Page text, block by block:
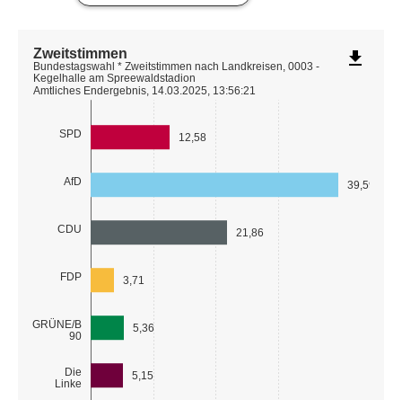
SPD
AfD
CDU
FDP
GRÜNE/B
90
Die
Linke
12,58
39,59
21,86
3,71
5,36
5,15
Zweitstimmen
Bundestagswahl * Zweitstimmen nach Landkreisen, 0003 -
Kegelhalle am Spreewaldstadion
Amtliches Endergebnis, 14.03.2025, 13:56:21
file_download